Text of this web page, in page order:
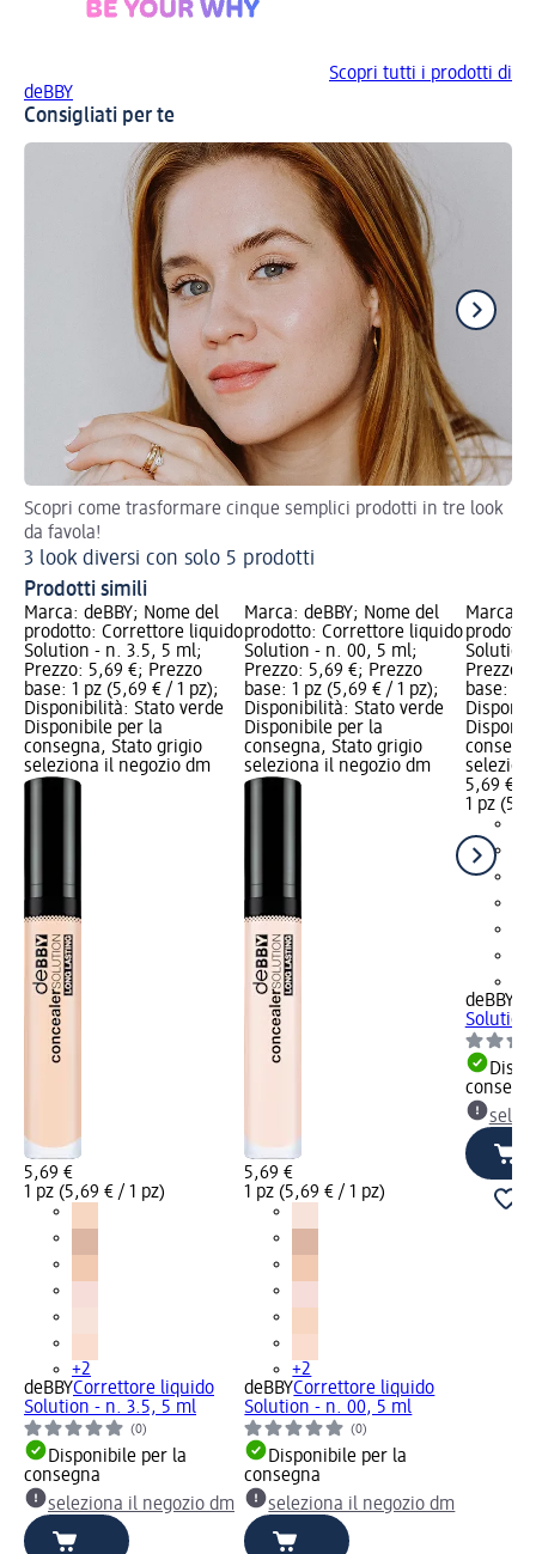
Scopri tutti i prodotti di
deBBY
Consigliati per te
Scopri come trasformare cinque semplici prodotti in tre look
da favola!
3 look diversi con solo 5 prodotti
Prodotti simili
Marca: deBBY; Nome del
prodotto: Correttore liquido
Solution - n. 3.5, 5 ml;
Prezzo: 5,69 €; Prezzo
base: 1 pz (5,69 € / 1 pz);
Disponibilità: Stato verde
Disponibile per la
consegna, Stato grigio
seleziona il negozio dm
5,69 €
1 pz (5,69 € / 1 pz)
+2
deBBYCorrettore liquido
Solution - n. 3.5, 5 ml
(0)
Disponibile per la
consegna
seleziona il negozio dm
Marca: deBBY; Nome del
prodotto: Correttore liquido
Solution - n. 00, 5 ml;
Prezzo: 5,69 €; Prezzo
base: 1 pz (5,69 € / 1 pz);
Disponibilità: Stato verde
Disponibile per la
consegna, Stato grigio
seleziona il negozio dm
5,69 €
1 pz (5,69 € / 1 pz)
+2
deBBYCorrettore liquido
Solution - n. 00, 5 ml
(0)
Disponibile per la
consegna
seleziona il negozio dm
Marca:
Solution
Prezzo:
base: 1
5,69 €
1 pz
deBBY
Solution